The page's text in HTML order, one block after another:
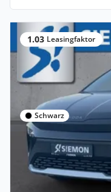
1.03 Leasingfaktor
Schwarz
Privat & Gewerbe
Skoda Elroq 85
Navi PDC Klima